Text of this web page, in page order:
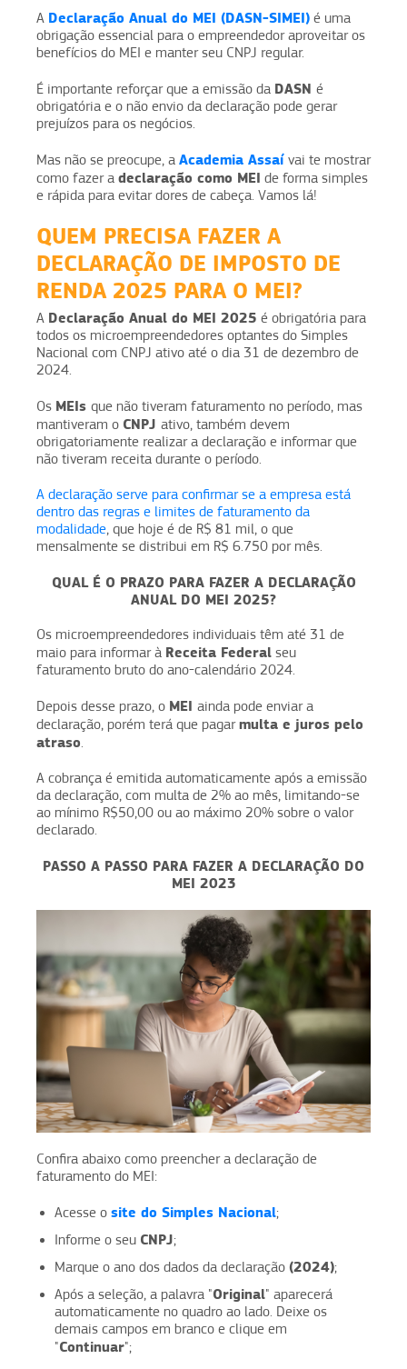
A Declaração Anual do MEI (DASN-SIMEI) é uma
obrigação essencial para o empreendedor aproveitar os
benefícios do MEI e manter seu CNPJ regular.
É importante reforçar que a emissão da DASN é
obrigatória e o não envio da declaração pode gerar
prejuízos para os negócios.
Mas não se preocupe, a Academia Assaí vai te mostrar
como fazer a declaração como MEI de forma simples
e rápida para evitar dores de cabeça. Vamos lá!
QUEM PRECISA FAZER A
DECLARAÇÃO DE IMPOSTO DE
RENDA 2025 PARA O MEI?
A Declaração Anual do MEI 2025 é obrigatória para
todos os microempreendedores optantes do Simples
Nacional com CNPJ ativo até o dia 31 de dezembro de
2024.
Os MEIs que não tiveram faturamento no período, mas
mantiveram o CNPJ ativo, também devem
obrigatoriamente realizar a declaração e informar que
não tiveram receita durante o período.
A declaração serve para confirmar se a empresa está
dentro das regras e limites de faturamento da
modalidade, que hoje é de R$ 81 mil, o que
mensalmente se distribui em R$ 6.750 por mês.
QUAL É O PRAZO PARA FAZER A DECLARAÇÃO
ANUAL DO MEI 2025?
Os microempreendedores individuais têm até 31 de
maio para informar à Receita Federal seu
faturamento bruto do ano-calendário 2024.
Depois desse prazo, o MEI ainda pode enviar a
declaração, porém terá que pagarmulta e juros pelo
atraso.
A cobrança é emitida automaticamente após a emissão
da declaração, com multa de 2% ao mês, limitando-se
ao mínimo R$50,00 ou ao máximo 20% sobre o valor
declarado.
PASSO A PASSO PARA FAZER A DECLARAÇÃO DO
MEI 2023
Confira abaixo como preencher a declaração de
faturamento do MEI:
Acesse o site do Simples Nacional;
Informe o seu CNPJ;
Marque o ano dos dados da declaração (2024);
Após a seleção, a palavra "Original" aparecerá
automaticamente no quadro ao lado. Deixe os
demais campos em branco e clique em
"Continuar";